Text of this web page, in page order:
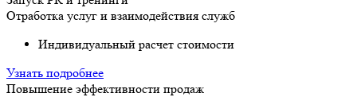
Отработка услуг и взаимодействия служб
Индивидуальный расчет стоимости
Узнать подробнее
Повышение эффективности продаж